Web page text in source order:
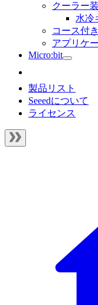
クーラー
水冷
コース付
アプリケ
Micro:bit
製品リスト
Seeedについて
ライセンス